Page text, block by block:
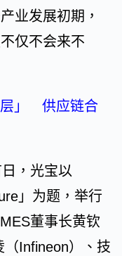
业发展初期，
仅不会来不
层」 供应链合
，光宝以
」为题，举行
董事长黄钦
（Infineon）、技